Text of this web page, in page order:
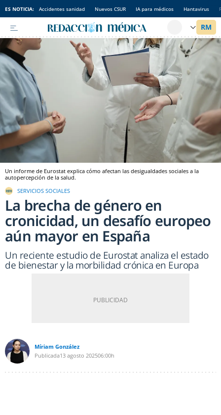
ES NOTICIA: Accidentes sanidad Nuevos CSUR IA para médicos Hantavirus
Un informe de Eurostat explica cómo afectan las desigualdades sociales a la
autopercepción de la salud.
SERVICIOS SOCIALES
La brecha de género en
cronicidad, un desafío europeo
aún mayor en España
Un reciente estudio de Eurostat analiza el estado
de bienestar y la morbilidad crónica en Europa
Míriam González
Publicada13 agosto 202506:00h